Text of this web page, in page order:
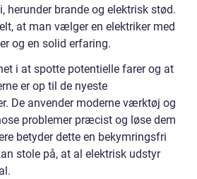
herunder brande og elektrisk stød.
at man vælger en elektriker med
og en solid erfaring.
i at spotte potentielle farer og at
er op til de nyeste
De anvender moderne værktøj og
problemer præcist og løse dem
betyder dette en bekymringsfri
stole på, at al elektrisk udstyr